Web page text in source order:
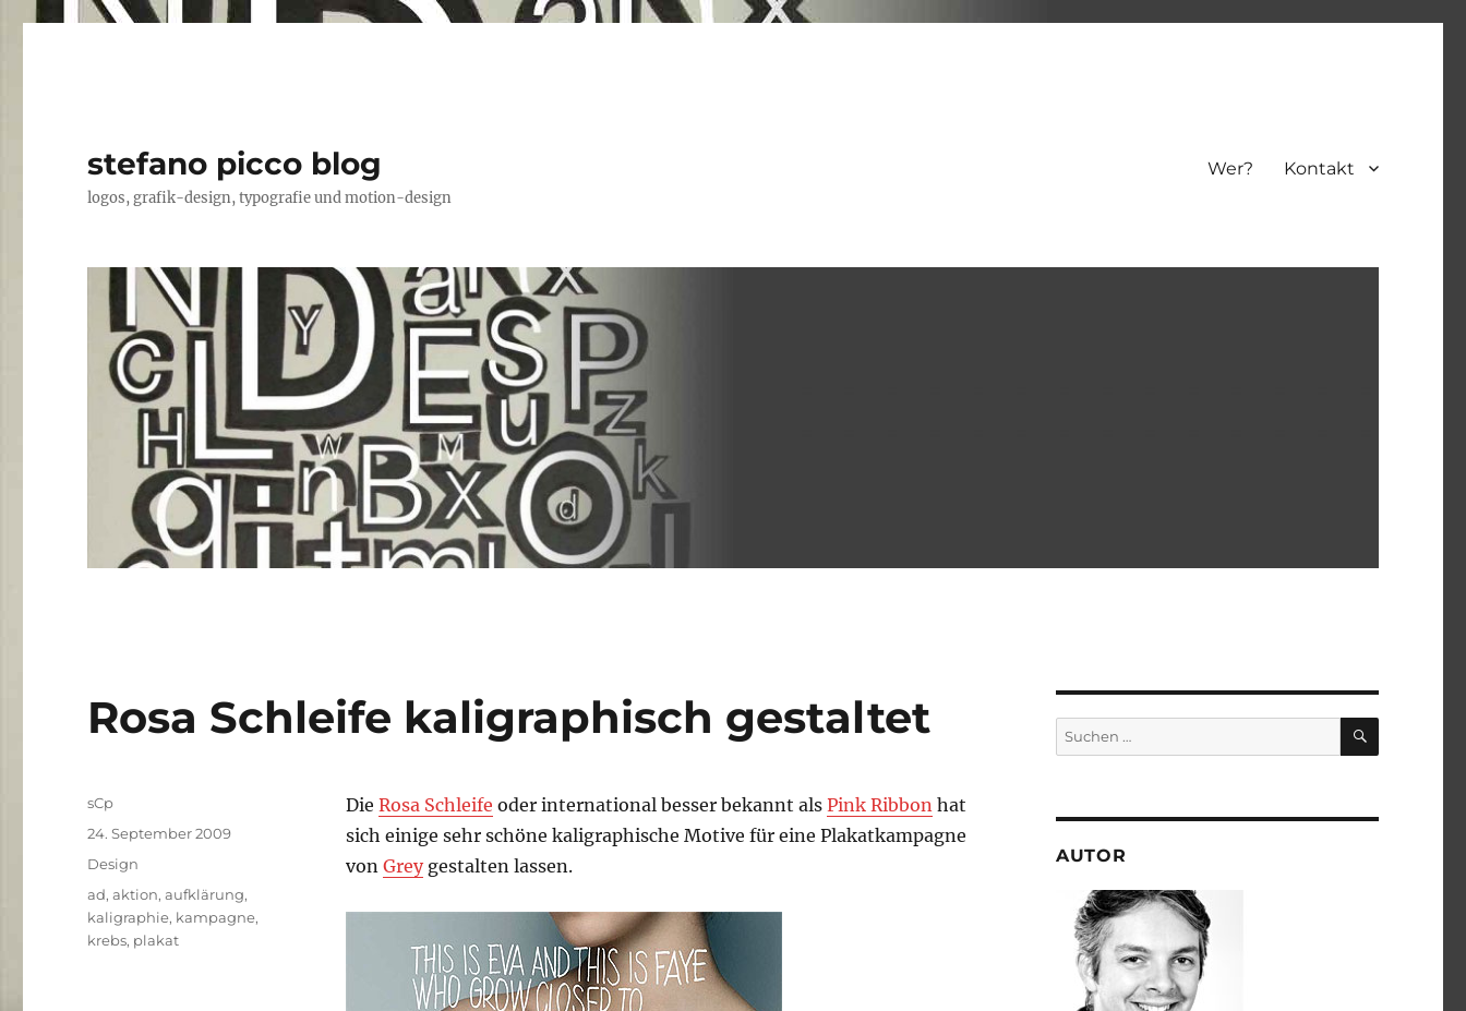
stefano picco blog
logos, grafik-design, typografie und motion-design
Wer? Kontakt
Rosa Schleife kaligraphisch gestaltet
Die Rosa Schleife oder international besser bekannt als Pink Ribbonhat
sich einige sehr schöne kaligraphische Motive für eine Plakatkampagne
von Greygestalten lassen.
Autor
sCp
Veröffentlicht
24. September 2009
Kategorien
Design
Schlagwörter
ad,aktion,aufklärung,
kaligraphie, kampagne,
krebs, plakat
Suchen
nach:
SUCHEN
AUTOR